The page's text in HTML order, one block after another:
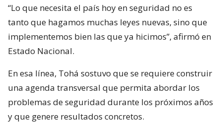
“Lo que necesita el país hoy en seguridad no es
tanto que hagamos muchas leyes nuevas, sino que
implementemos bien las que ya hicimos”, afirmó en
Estado Nacional.
En esa línea, Tohá sostuvo que se requiere construir
una agenda transversal que permita abordar los
problemas de seguridad durante los próximos años
y que genere resultados concretos.